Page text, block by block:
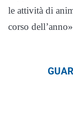
le attività di
corso